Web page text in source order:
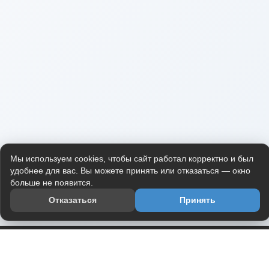
Мы используем cookies, чтобы сайт работал корректно и был
удобнее для вас. Вы можете принять или отказаться — окно
больше не появится.
Отказаться
Принять